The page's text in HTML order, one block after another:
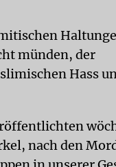
münden, der
Hass
nach den